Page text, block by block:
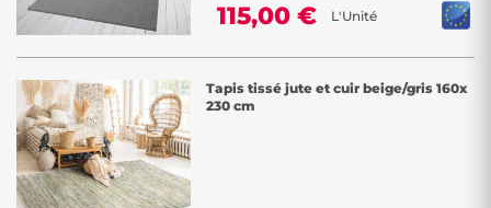
115,00 € L'Unité
Tapis tissé jute et cuir beige/gris 160x
230 cm